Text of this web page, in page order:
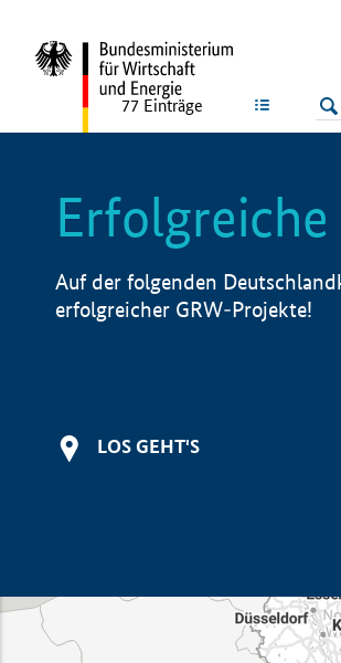
LISTE
77 Einträge
Auf der folgenden
erfolgreicher GRW-Projekte!
LOS GEHT'S